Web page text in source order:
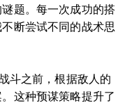
题。每一次成功的搭
断尝试不同的战术思
斗之前，根据敌人的
这种预谋策略提升了